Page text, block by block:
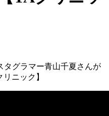
タグラマー青山千夏さんが
ニック】